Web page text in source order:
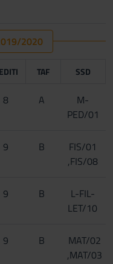
2]
3]
4]
2020
TAF SSD
8 A
M-
PED/01
9 B
FIS/01
,FIS/08
9 B
L-FIL-
LET/10
9 B
MAT/02
,MAT/03